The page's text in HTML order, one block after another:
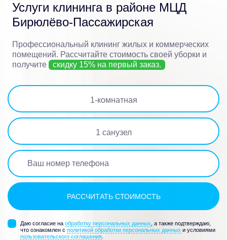
Услуги клининга в районе МЦД
Бирюлёво-Пассажирская
Профессиональный клининг жилых и коммерческих
помещений. Рассчитайте стоимость своей уборки и
получите
скидку 15% на первый заказ.
1-комнатная
1 санузел
Даю согласие на обработку персональных данных , а также подтверждаю,
что ознакомлен с политикой обработки персональных данных и условиями
пользовательского соглашения